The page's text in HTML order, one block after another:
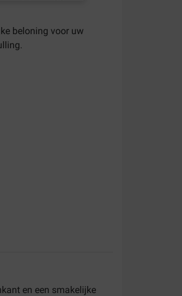
beloning voor uw
en een smakelijke